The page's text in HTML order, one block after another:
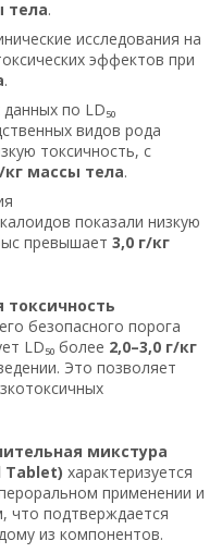
тела.
исследования на
эффектов при
.
по LD₅₀
видов рода
токсичность, с
кг массы тела.
показали низкую
превышает 3,0 г/кг
токсичность
безопасного порога
LD₅₀ более 2,0–3,0 г/кг
Это позволяет
микстура
Tablet) характеризуется
применении и
что подтверждается
из компонентов.